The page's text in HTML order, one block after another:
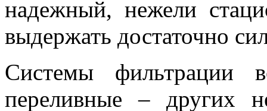
надежный, нежели
выдержать достаточно
Системы фильтрации
переливные – других